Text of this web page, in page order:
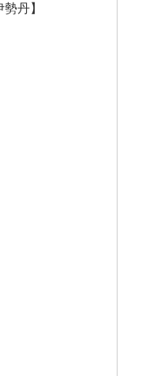
丹】